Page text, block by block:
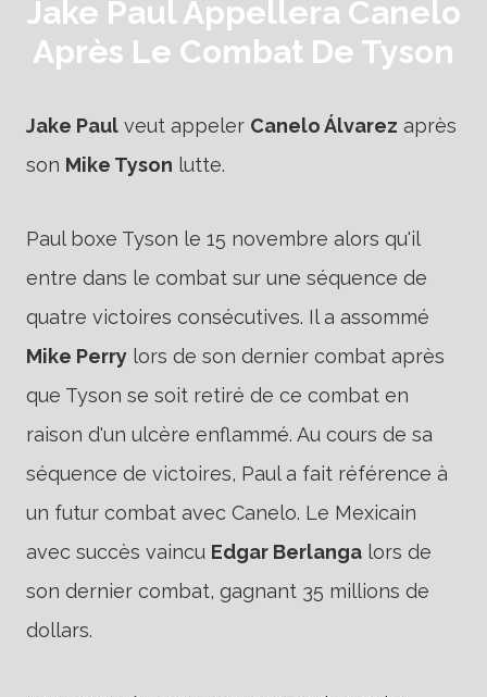
Jake Paul Appellera Canelo
Après Le Combat De Tyson
Jake Paul veut appeler Canelo Álvarez après
son Mike Tyson lutte.
Paul boxe Tyson le 15 novembre alors qu'il
entre dans le combat sur une séquence de
quatre victoires consécutives. Il a assommé
Mike Perry lors de son dernier combat après
que Tyson se soit retiré de ce combat en
raison d'un ulcère enflammé. Au cours de sa
séquence de victoires, Paul a fait référence à
un futur combat avec Canelo. Le Mexicain
avec succès vaincu Edgar Berlanga lors de
son dernier combat, gagnant 35 millions de
dollars.